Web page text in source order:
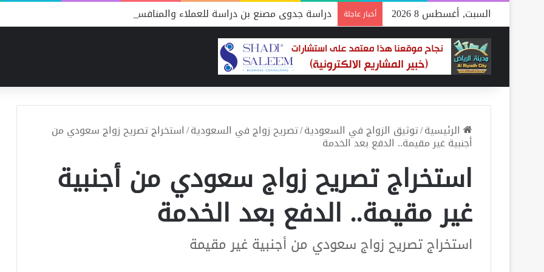
السبت, أغسطس 8 2026 أخبار عاجلة دراسة جدوى مصنع بن دراسة للعملاء والمنافسين
الرئيسية/توثيق الزواج في السعودية/تصريح زواج في السعودية/استخراج تصريح زواج سعودي من
أجنبية غير مقيمة.. الدفع بعد الخدمة
استخراج تصريح زواج سعودي من أجنبية
غير مقيمة.. الدفع بعد الخدمة
استخراج تصريح زواج سعودي من أجنبية غير مقيمة